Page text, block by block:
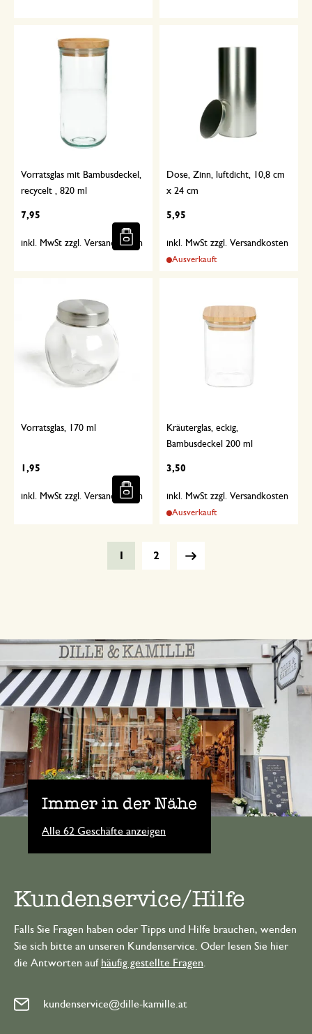
Vorratsglas mit Bambusdeckel,
recycelt , 820 ml
7,95
inkl. MwSt zzgl. Versandkosten
Dose, Zinn, luftdicht, 10,8 cm
x 24 cm
5,95
inkl. MwSt zzgl. Versandkosten
Ausverkauft
Vorratsglas, 170 ml
1,95
inkl. MwSt zzgl. Versandkosten
Kräuterglas, eckig,
Bambusdeckel 200 ml
3,50
inkl. MwSt zzgl. Versandkosten
Ausverkauft
2
Immer in der Nähe
Alle 62 Geschäfte anzeigen
Kundenservice/Hilfe
Falls Sie Fragen haben oder Tipps und Hilfe brauchen, wenden
Sie sich bitte an unseren Kundenservice. Oder lesen Sie hier
die Antworten auf häufig gestellte Fragen
kundenservice@dille-kamille.at